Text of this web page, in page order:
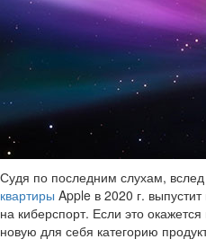
Судя по последним слухам, вслед
квартиры Apple в 2020 г.
на киберспорт. Если это
новую для себя категорию